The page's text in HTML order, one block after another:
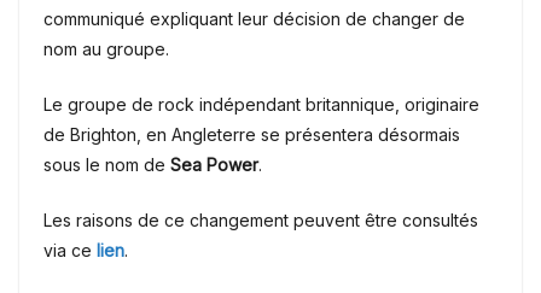
communiqué expliquant leur décision de changer de
nom au groupe.
Le groupe de rock indépendant britannique, originaire
de Brighton, en Angleterre se présentera désormais
sous le nom de Sea Power.
Les raisons de ce changement peuvent être consultés
via ce lien.